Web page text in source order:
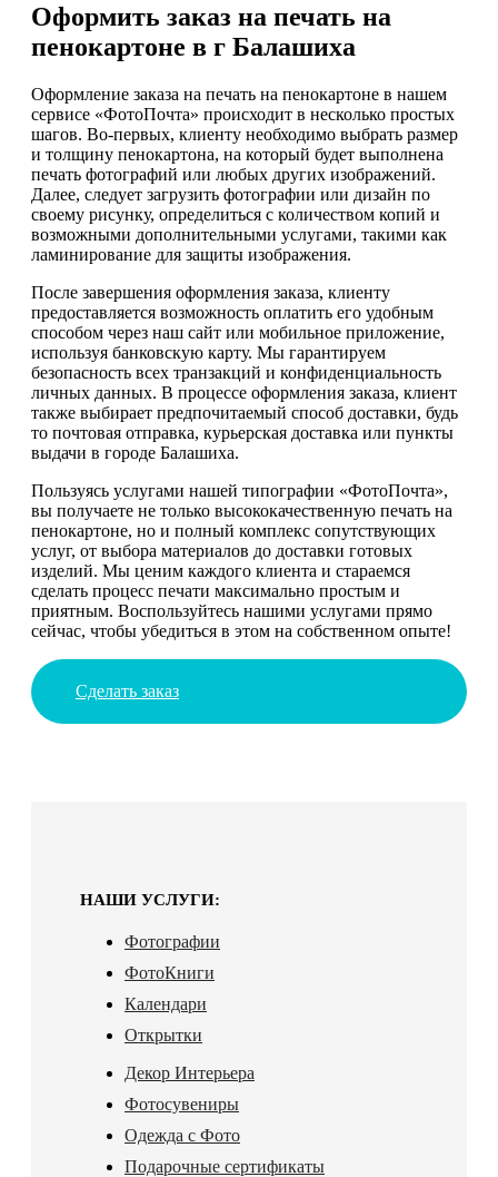
Оформить заказ на печать на
пенокартоне в г Балашиха
Оформление заказа на печать на пенокартоне в нашем
сервисе «ФотоПочта» происходит в несколько простых
шагов. Во-первых, клиенту необходимо выбрать размер
и толщину пенокартона, на который будет выполнена
печать фотографий или любых других изображений.
Далее, следует загрузить фотографии или дизайн по
своему рисунку, определиться с количеством копий и
возможными дополнительными услугами, такими как
ламинирование для защиты изображения.
После завершения оформления заказа, клиенту
предоставляется возможность оплатить его удобным
способом через наш сайт или мобильное приложение,
используя банковскую карту. Мы гарантируем
безопасность всех транзакций и конфиденциальность
личных данных. В процессе оформления заказа, клиент
также выбирает предпочитаемый способ доставки, будь
то почтовая отправка, курьерская доставка или пункты
выдачи в городе Балашиха.
Пользуясь услугами нашей типографии «ФотоПочта»,
вы получаете не только высококачественную печать на
пенокартоне, но и полный комплекс сопутствующих
услуг, от выбора материалов до доставки готовых
изделий. Мы ценим каждого клиента и стараемся
сделать процесс печати максимально простым и
приятным. Воспользуйтесь нашими услугами прямо
сейчас, чтобы убедиться в этом на собственном опыте!
Сделать заказ
НАШИ УСЛУГИ:
Фотографии
ФотоКниги
Календари
Открытки
Декор Интерьера
Фотосувениры
Одежда с Фото
Подарочные сертификаты